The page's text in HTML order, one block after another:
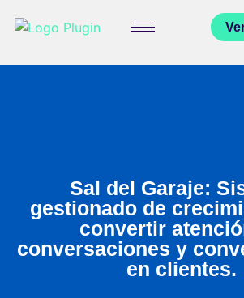
Sal del Garaje:
gestionado de
convertir
conversaciones y
en clientes.